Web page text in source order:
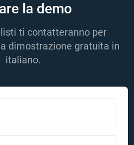
la demo
ti contatteranno per
dimostrazione gratuita in
italiano.